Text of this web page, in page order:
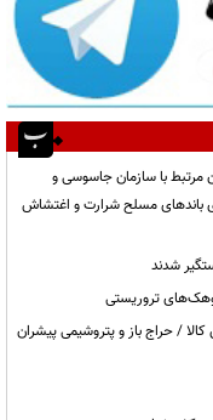
دستگیری ۲۱ نفر از مزدوران مرتبط با سازمان جاسوسی و
و بازداشت ۴ نفر از اعضای باندهای مسلح شرارت و اغتشاش
شدند
بورس کالا / حراج باز و پتروشیمی پیشران